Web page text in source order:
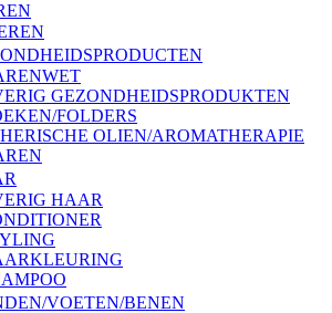
GEZONDHEIDSPRODUKTEN
FOLDERS
OLIEN/AROMATHERAPIE
HAAR
VOETEN/BENEN